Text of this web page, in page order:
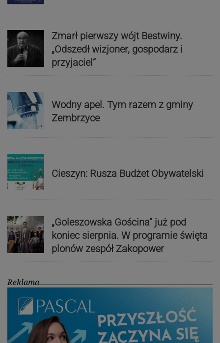
Zmarł pierwszy wójt Bestwiny.
„Odszedł wizjoner, gospodarz i
przyjaciel”
Wodny apel. Tym razem z gminy
Zembrzyce
Cieszyn: Rusza Budżet Obywatelski
„Goleszowska Gościna” już pod
koniec sierpnia. W programie święta
plonów zespół Zakopower
Reklama